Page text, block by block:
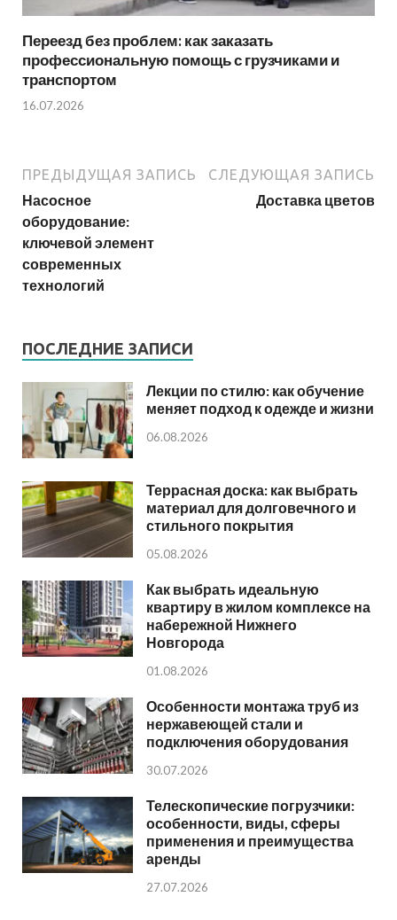
Переезд без проблем: как заказать
профессиональную помощь с грузчиками и
транспортом
16.07.2026
ПРЕДЫДУЩАЯ ЗАПИСЬ
Насосное
оборудование:
ключевой элемент
современных
технологий
СЛЕДУЮЩАЯ ЗАПИСЬ
Доставка цветов
ПОСЛЕДНИЕ ЗАПИСИ
Лекции по стилю: как обучение
меняет подход к одежде и жизни
06.08.2026
Террасная доска: как выбрать
материал для долговечного и
стильного покрытия
05.08.2026
Как выбрать идеальную
квартиру в жилом комплексе на
набережной Нижнего
Новгорода
01.08.2026
Особенности монтажа труб из
нержавеющей стали и
подключения оборудования
30.07.2026
Телескопические погрузчики:
особенности, виды, сферы
применения и преимущества
аренды
27.07.2026